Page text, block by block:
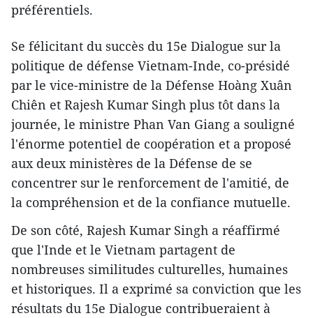
préférentiels.
Se félicitant du succès du 15e Dialogue sur la
politique de défense Vietnam-Inde, co-présidé
par le vice-ministre de la Défense Hoàng Xuân
Chiên et Rajesh Kumar Singh plus tôt dans la
journée, le ministre Phan Van Giang a souligné
l'énorme potentiel de coopération et a proposé
aux deux ministères de la Défense de se
concentrer sur le renforcement de l'amitié, de
la compréhension et de la confiance mutuelle.
De son côté, Rajesh Kumar Singh a réaffirmé
que l'Inde et le Vietnam partagent de
nombreuses similitudes culturelles, humaines
et historiques. Il a exprimé sa conviction que les
résultats du 15e Dialogue contribueraient à